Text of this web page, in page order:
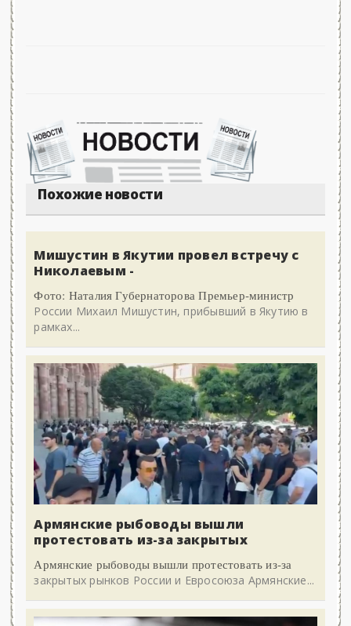
Похожие новости
Мишустин в Якутии провел встречу с
Николаевым -
Фото: Наталия Губернаторова Премьер-министр
России Михаил Мишустин, прибывший в Якутию в
рамках...
Армянские рыбоводы вышли
протестовать из-за закрытых
Армянские рыбоводы вышли протестовать из-за
закрытых рынков России и Евросоюза Армянские...